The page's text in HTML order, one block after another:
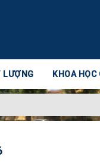
LƯỢNG KHOA HỌC